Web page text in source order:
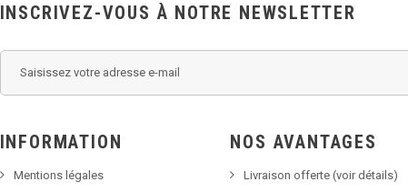
INSCRIVEZ-VOUS À NOTRE NEWSLETTER
INFORMATION
Mentions légales
NOS AVANTAGES
Livraison offerte (voir détails)